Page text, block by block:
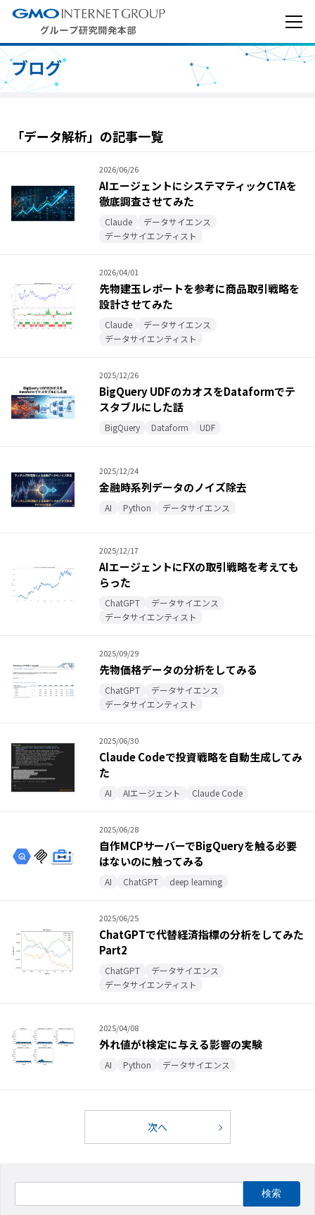
ブログ
「データ解析」の記事一覧
2026/06/26
AIエージェントにシステマティックCTAを
徹底調査させてみた
Claude
データサイエンス
データサイエンティスト
2026/04/01
先物建玉レポートを参考に商品取引戦略を
設計させてみた
Claude
データサイエンス
データサイエンティスト
2025/12/26
BigQuery UDFのカオスをDataformでテ
スタブルにした話
BigQuery Dataform UDF
2025/12/24
金融時系列データのノイズ除去
AI Python データサイエンス
2025/12/17
AIエージェントにFXの取引戦略を考えても
らった
ChatGPT
データサイエンス
データサイエンティスト
2025/09/29
先物価格データの分析をしてみる
ChatGPT
データサイエンス
データサイエンティスト
2025/06/30
Claude Codeで投資戦略を自動生成してみ
た
AI AIエージェント Claude Code
2025/06/28
自作MCPサーバーでBigQueryを触る必要
はないのに触ってみる
AI ChatGPT deep learning
2025/06/25
ChatGPTで代替経済指標の分析をしてみた
Part2
ChatGPT
データサイエンス
データサイエンティスト
2025/04/08
外れ値がt検定に与える影響の実験
AI Python データサイエンス
次へ